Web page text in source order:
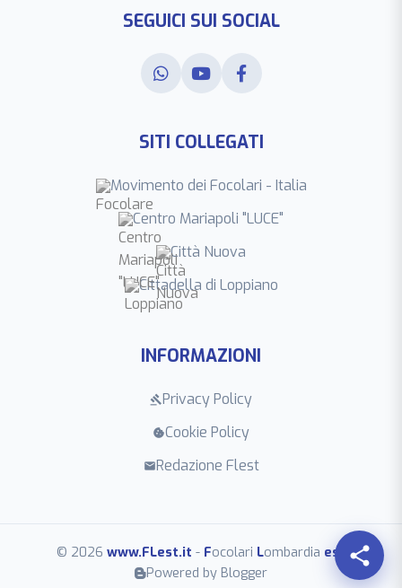
share
SEGUICI SUI SOCIAL
SITI COLLEGATI
Movimento dei Focolari - Italia
Centro Mariapoli "LUCE"
Città Nuova
Cittadella di Loppiano
INFORMAZIONI
gavelPrivacy Policy
cookieCookie Policy
mailRedazione Flest
© 2026 www.FLest.it - Focolari Lombardia est
Powered by Blogger